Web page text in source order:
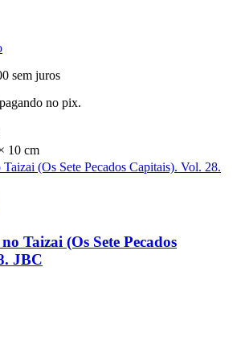
sem juros
pagando no pix.
10 cm
Taizai (Os Sete Pecados
JBC